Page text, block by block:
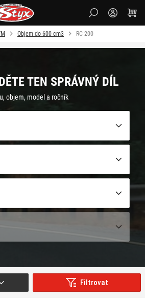
Objem do 600 cm3 RC 200
TEN SPRÁVNÝ DÍL
objem, model a ročník
Filtrovat